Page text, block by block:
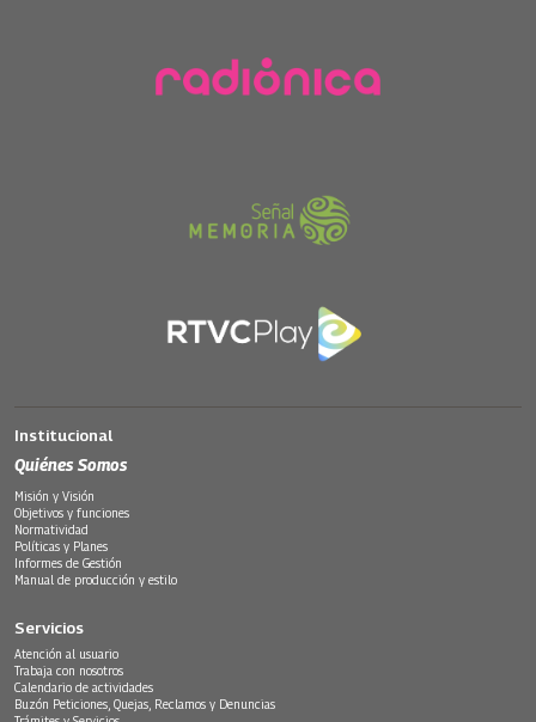
Institucional
Quiénes Somos
Misión y Visión
Objetivos y funciones
Normatividad
Políticas y Planes
Informes de Gestión
Manual de producción y estilo
Servicios
Atención al usuario
Trabaja con nosotros
Calendario de actividades
Buzón Peticiones, Quejas, Reclamos y Denuncias